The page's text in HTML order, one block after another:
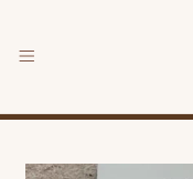
La mitad de la vida